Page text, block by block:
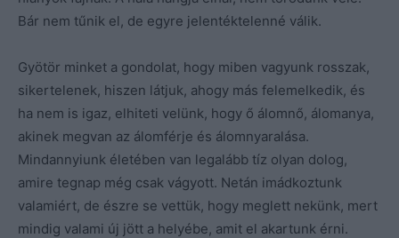
Bár nem tűnik el, de egyre jelentéktelenné válik.
Gyötör minket a gondolat, hogy miben vagyunk rosszak,
sikertelenek, hiszen látjuk, ahogy más felemelkedik, és
ha nem is igaz, elhiteti velünk, hogy ő álomnő, álomanya,
akinek megvan az álomférje és álomnyaralása.
Mindannyiunk életében van legalább tíz olyan dolog,
amire tegnap még csak vágyott. Netán imádkoztunk
valamiért, de észre se vettük, hogy meglett nekünk, mert
mindig valami új jött a helyébe, amit el akartunk érni.